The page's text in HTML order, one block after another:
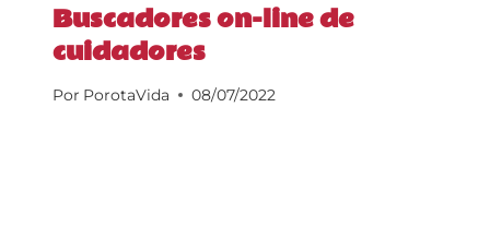
Buscadores on-line de
cuidadores
Por PorotaVida 08/07/2022